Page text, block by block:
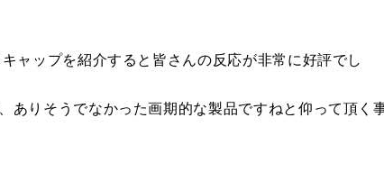
ャップを紹介すると皆さんの反応が非常に好評でし
ありそうでなかった画期的な製品ですねと仰って頂く